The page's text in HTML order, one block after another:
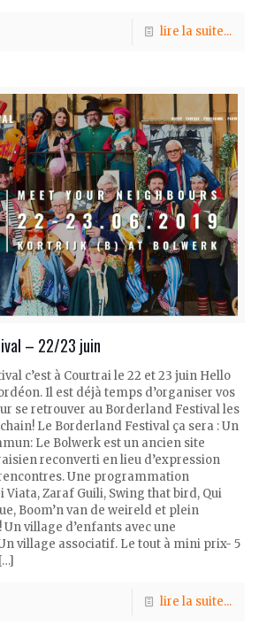
lire la suite...
– 22/23 juin
c’est à Courtrai le 22 et 23 juin Hello
Il est déjà temps d’organiser vos
se retrouver au Borderland Festival les
Le Borderland Festival ça sera : Un
Le Bolwerk est un ancien site
reconverti en lieu d’expression
Une programmation
Viata, Zaraf Guili, Swing that bird, Qui
Boom’n van de weireld et plein
Un village d’enfants avec une
village associatif. Le tout à mini prix- 5
[…]
lire la suite...